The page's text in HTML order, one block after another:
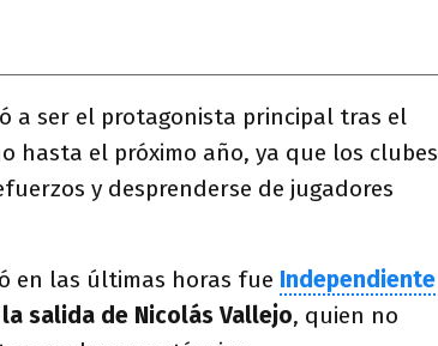
a ser el protagonista principal tras el
hasta el próximo año, ya que los clubes
y desprenderse de jugadores
en las últimas horas fue Independiente
salida de Nicolás Vallejo, quien no